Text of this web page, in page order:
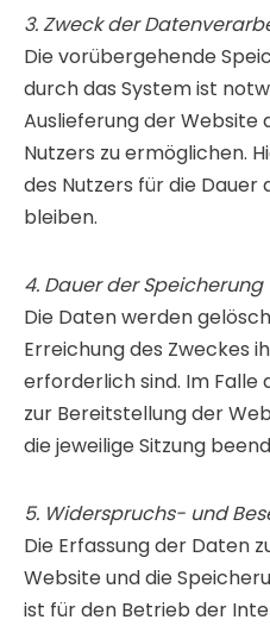
3. Zweck der
Die vorübergehende
durch das System ist
Auslieferung der Website
Nutzers zu ermöglichen.
des Nutzers für die
bleiben.
4. Dauer der Speicherung
Die Daten werden
Erreichung des Zweckes
erforderlich sind. Im Falle
zur Bereitstellung der
die jeweilige Sitzung
5. Widerspruchs- und
Die Erfassung der Daten
Website und die
ist für den Betrieb der